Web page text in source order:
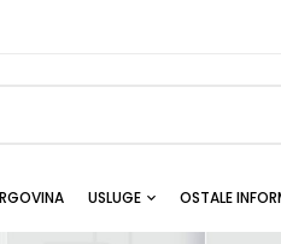
USLUGE OSTALE